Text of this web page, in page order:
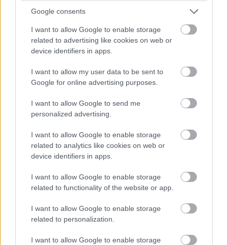
Google consents
I want to allow Google to enable storage
related to advertising like cookies on web or
device identifiers in apps.
I want to allow my user data to be sent to
Google for online advertising purposes.
I want to allow Google to send me
personalized advertising.
I want to allow Google to enable storage
related to analytics like cookies on web or
device identifiers in apps.
I want to allow Google to enable storage
related to functionality of the website or app.
I want to allow Google to enable storage
related to personalization.
I want to allow Google to enable storage
időmérő eredményét és a rajtrácsot aligha fogja befolyásolni
egy ilyen vétség.
A kvalifikáció szempontjából egyedüli, legalább részben
támpontnak tekinthető harmadik szabadedzésen Max
megelőzve a Ferrari duóját. Összefoglaló és eredménylista
Kezdjük az időjárással: az előrejelzések alapján a harmadik
edzéshez hasonlóan nem várható eső - ugyanez viszont nem
mondható el a vasárnapi futamról, a legfrissebb jóslatok
esélye holnap Suzukában.